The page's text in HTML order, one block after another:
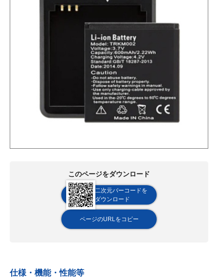
このページをダウンロード
二次元バーコードを
ダウンロード
ページのURLをコピー
仕様・機能・性能等